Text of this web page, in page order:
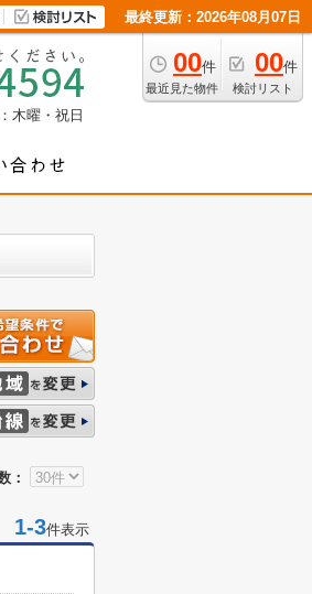
最終更新：2026年08月07日
00件
最近見た物件
00件
検討リスト
木曜・祝日
：
1-3件表示